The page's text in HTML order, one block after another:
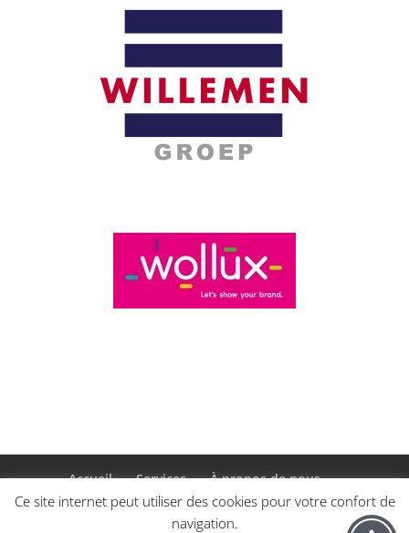
Accueil Services
À propos de nous
Références
Contact Confidentialité
Ce site internet peut utiliser des cookies pour votre confort de
navigation.